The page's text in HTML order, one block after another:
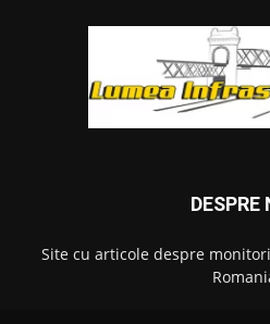
DESPRE
Site cu articole despre